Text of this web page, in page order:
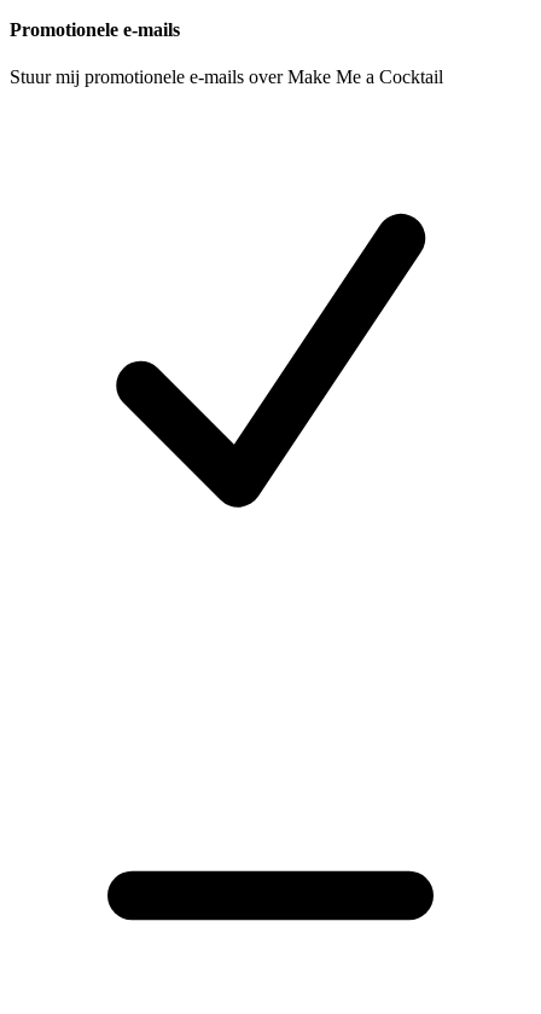
Promotionele e-mails
Stuur mij promotionele e-mails over Make Me a Cocktail